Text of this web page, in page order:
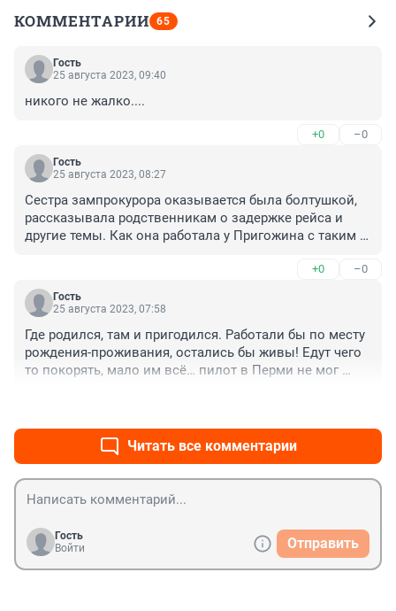
КОММЕНТАРИИ 65
Гость
25 августа 2023, 09:40
никого не жалко....
+0 –0
Гость
25 августа 2023, 08:27
Сестра зампрокурора оказывается была болтушкой,
рассказывала родственникам о задержке рейса и
другие темы. Как она работала у Пригожина с таким
+0 –0
Гость
25 августа 2023, 07:58
Где родился, там и пригодился. Работали бы по месту
рождения-проживания, остались бы живы! Едут чего
то покорять, мало им всё… пилот в Перми не мог
Читать все комментарии
Гость
Войти
Отправить